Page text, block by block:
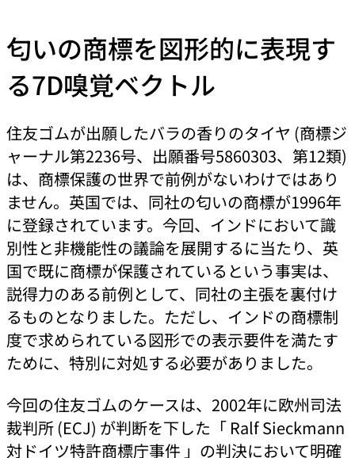
匂いの商標を図形的に表現す
る7D嗅覚ベクトル
住友ゴムが出願したバラの香りのタイヤ (商標ジ
ャーナル第2236号、出願番号5860303、第12類)
は、商標保護の世界で前例がないわけではあり
ません。英国では、同社の匂いの商標が1996年
に登録されています。今回、インドにおいて識
別性と非機能性の議論を展開するに当たり、英
国で既に商標が保護されているという事実は、
説得力のある前例として、同社の主張を裏付け
るものとなりました。ただし、インドの商標制
度で求められている図形での表示要件を満たす
ために、特別に対処する必要がありました。
今回の住友ゴムのケースは、2002年に欧州司法
裁判所 (ECJ) が判断を下した「 Ralf Sieckmann
対ドイツ特許商標庁事件 」の判決において明確